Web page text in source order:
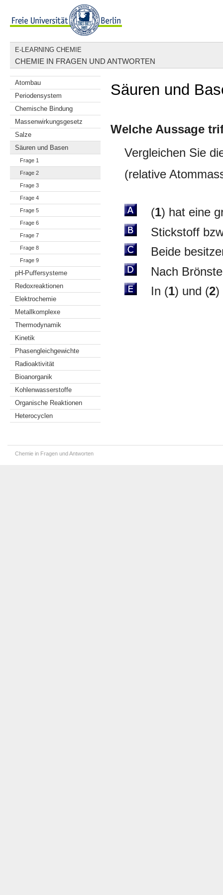
E-LEARNING CHEMIE
CHEMIE IN FRAGEN UND ANTWORTEN
Atombau
Periodensystem
Chemische Bindung
Massenwirkungsgesetz
Salze
Säuren und Basen
Frage 1
Frage 2
Frage 3
Frage 4
Frage 5
Frage 6
Frage 7
Frage 8
Frage 9
pH-Puffersysteme
Redoxreaktionen
Elektrochemie
Metallkomplexe
Thermodynamik
Kinetik
Phasengleichgewichte
Radioaktivität
Bioanorganik
Kohlenwasserstoffe
Organische Reaktionen
Heterocyclen
Säuren und
Welche Aussage
Vergleichen Sie
(relative
(1) hat eine
Stickstoff
Beide
Nach
In (1) und (2)
Chemie in Fragen und Antworten